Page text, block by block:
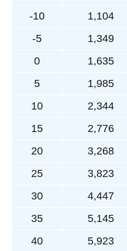
-10
1,104
-5
1,349
0
1,635
5
1,985
10
2,344
15
2,776
20
3,268
25
3,823
30
4,447
35
5,145
40
5,923